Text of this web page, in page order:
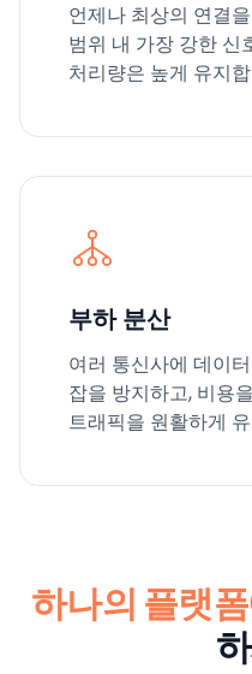
언제나 최상의 연결
범위 내 가장 강한 신
처리량은 높게 유지
부하 분산
여러 통신사에 데이
잡을 방지하고, 비용
트래픽을 원활하게
하나의 플랫